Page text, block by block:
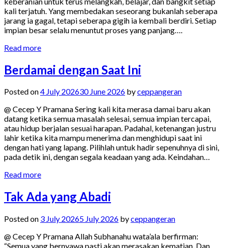
kali terjatuh. Yang membedakan seseorang bukanlah seberapa
jarang ia gagal, tetapi seberapa gigih ia kembali berdiri. Setiap
impian besar selalu menuntut proses yang panjang….
Read more
Berdamai dengan Saat Ini
Posted on4 July 202630 June 2026 byceppangeran
@ Cecep Y Pramana Sering kali kita merasa damai baru akan
datang ketika semua masalah selesai, semua impian tercapai,
atau hidup berjalan sesuai harapan. Padahal, ketenangan justru
lahir ketika kita mampu menerima dan menghidupi saat ini
dengan hati yang lapang. Pilihlah untuk hadir sepenuhnya di sini,
pada detik ini, dengan segala keadaan yang ada. Keindahan…
Read more
Tak Ada yang Abadi
Posted on 3 July 20265 July 2026 byceppangeran
@ Cecep Y Pramana Allah Subhanahu wata’ala berfirman:
“Semua yang bernyawa pasti akan merasakan kematian. Dan